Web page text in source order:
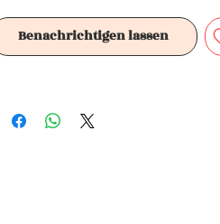
Benachrichtigen lassen